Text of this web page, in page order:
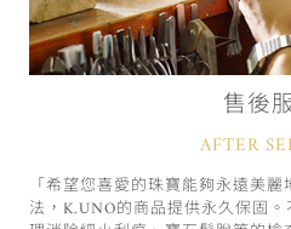
售後
AFTER
「希望您喜愛的珠寶能夠永遠美
法，K.UNO的商品提供永久保固